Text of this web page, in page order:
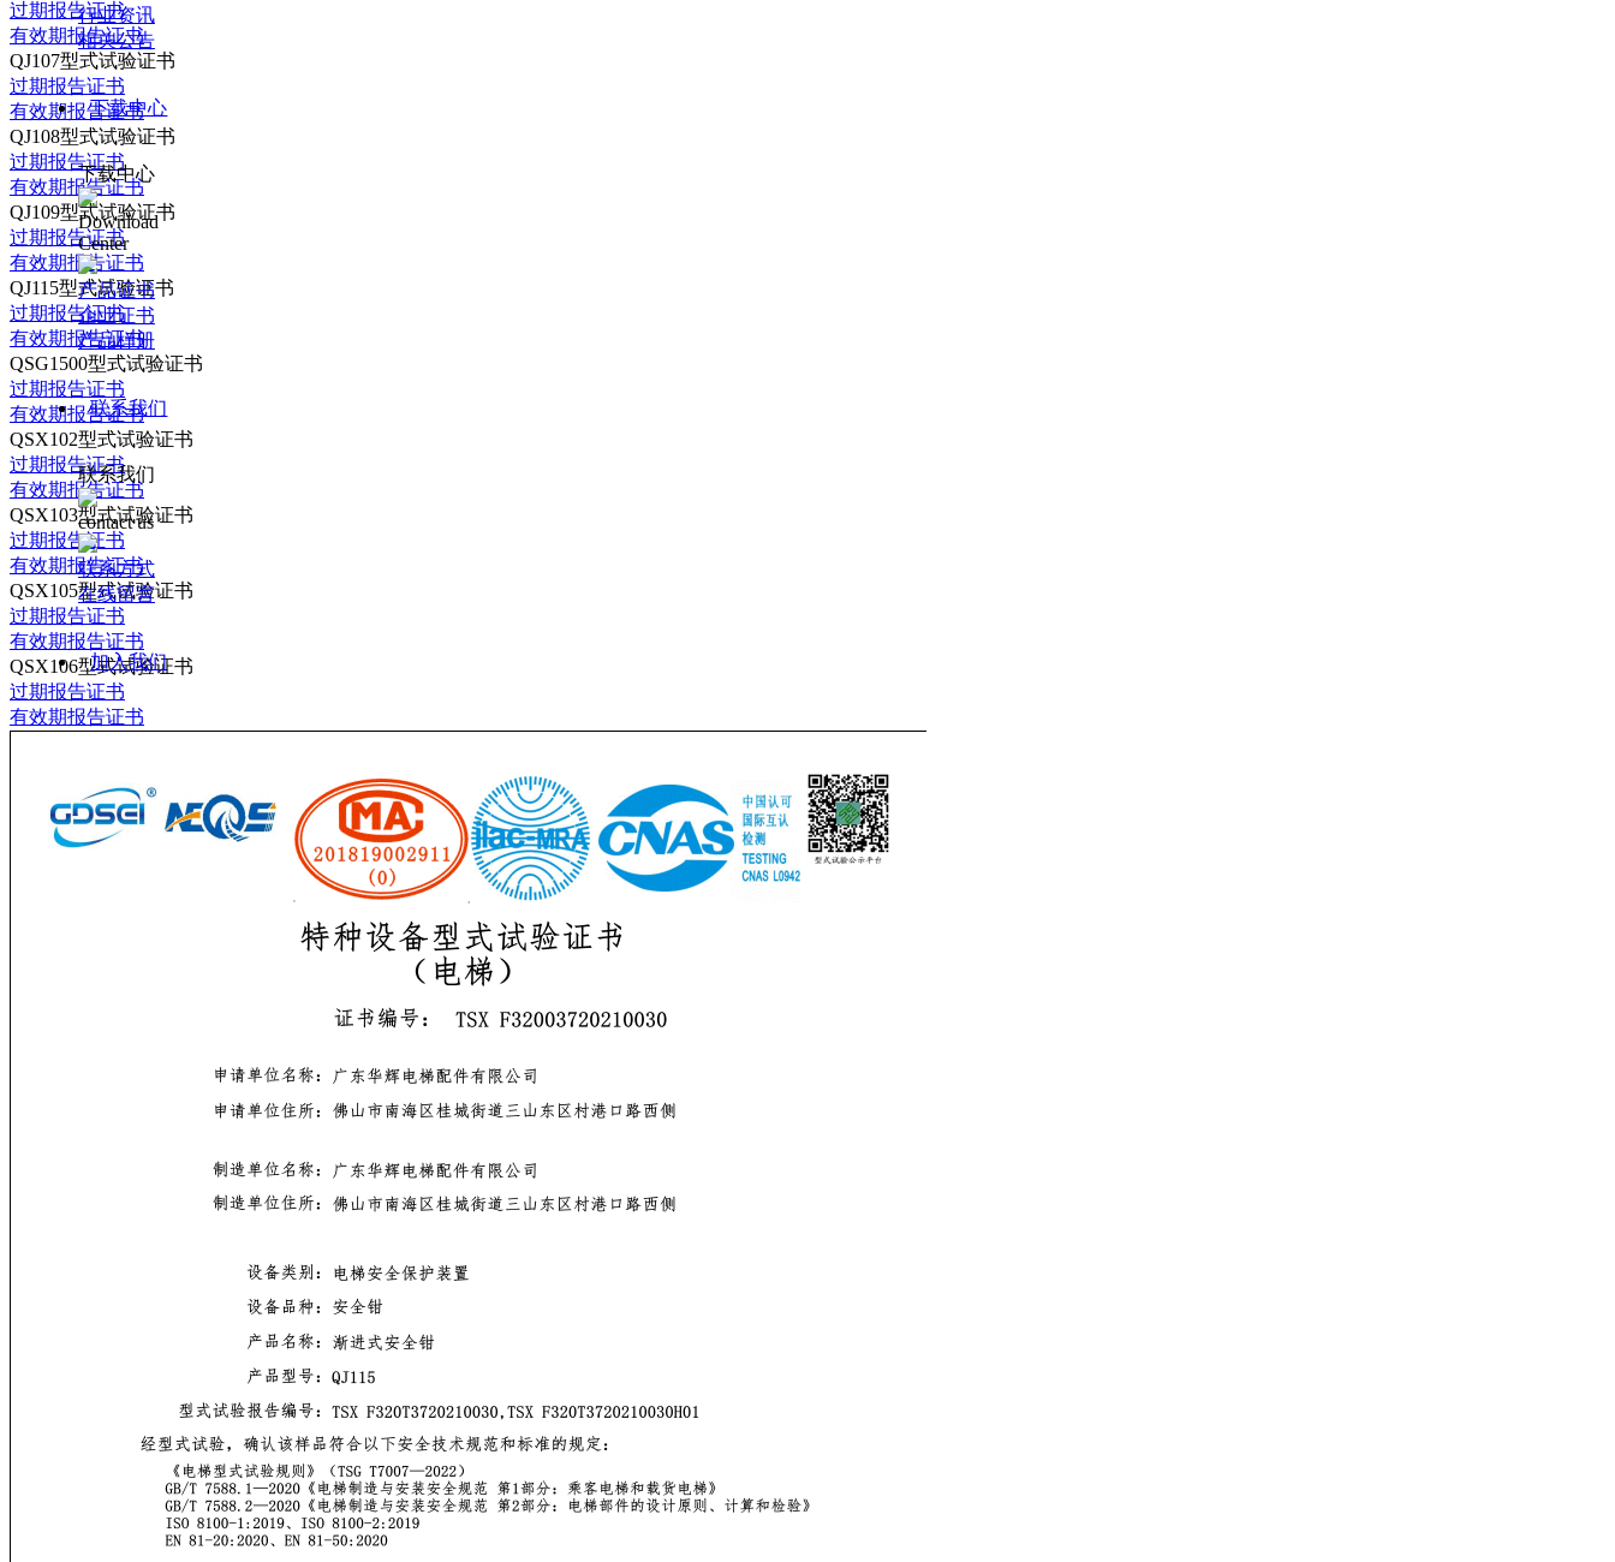
行业资讯
相关公告
下载中心
下载中心
Download
Center
产品证书
企业证书
产品样册
联系我们
联系我们
contact us
联系方式
在线留言
加入我们
过期报告证书
有效期报告证书
QJ107型式试验证书
过期报告证书
有效期报告证书
QJ108型式试验证书
过期报告证书
有效期报告证书
QJ109型式试验证书
过期报告证书
有效期报告证书
QJ115型式试验证书
过期报告证书
有效期报告证书
QSG1500型式试验证书
过期报告证书
有效期报告证书
QSX102型式试验证书
过期报告证书
有效期报告证书
QSX103型式试验证书
过期报告证书
有效期报告证书
QSX105型式试验证书
过期报告证书
有效期报告证书
QSX106型式试验证书
过期报告证书
有效期报告证书